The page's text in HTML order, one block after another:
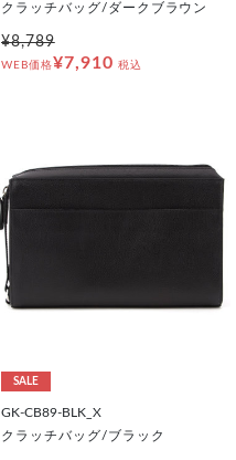
クラッチバッグ/ダークブラウン
¥8,789
WEB価格¥7,910 税込
SALE
GK-CB89-BLK_X
クラッチバッグ/ブラック